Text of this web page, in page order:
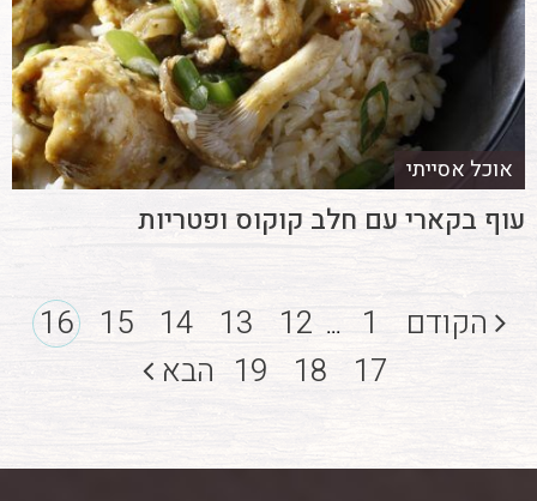
אוכל אסייתי
עוף בקארי עם חלב קוקוס ופטריות
הקודם 1
...
12
13
14
15
16
17
18
19 הבא